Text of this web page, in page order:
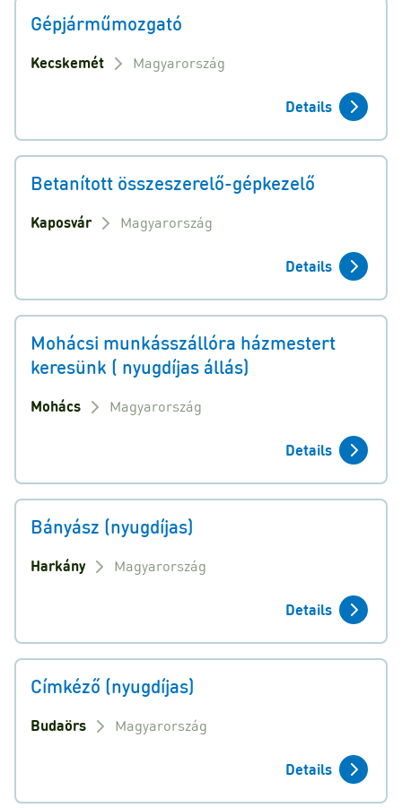
Gépjárműmozgató
Kecskemét Magyarország
Details
Betanított összeszerelő-gépkezelő
Kaposvár Magyarország
Details
Mohácsi munkásszállóra házmestert
keresünk ( nyugdíjas állás)
Mohács Magyarország
Details
Bányász (nyugdíjas)
Harkány Magyarország
Details
Címkéző (nyugdíjas)
Budaörs Magyarország
Details